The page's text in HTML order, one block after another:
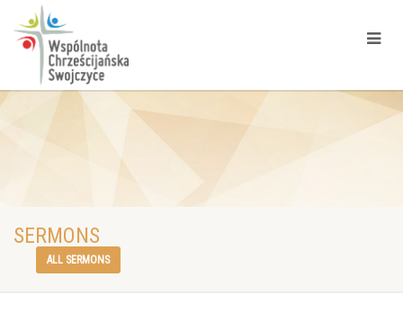
SERMONS
ALL SERMONS